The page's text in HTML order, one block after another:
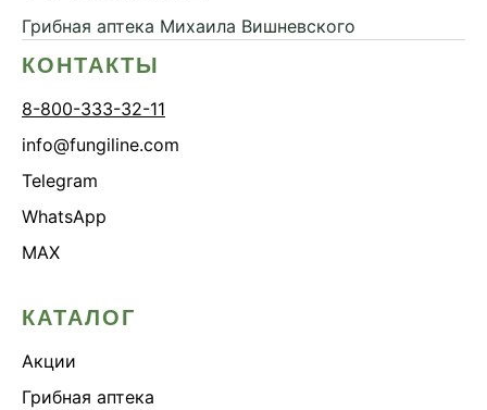
Грибная аптека Михаила Вишневского
КОНТАКТЫ
8-800-333-32-11
info@fungiline.com
Telegram
WhatsApp
MAX
КАТАЛОГ
Акции
Грибная аптека